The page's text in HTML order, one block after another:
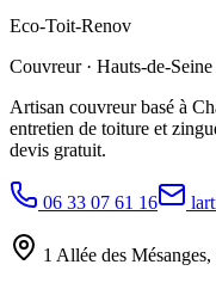
Eco-Toit-Renov
Couvreur · Hauts-de-Seine
Artisan couvreur basé à
entretien de toiture et
devis gratuit.
06 33 07 61 16
1 Allée des